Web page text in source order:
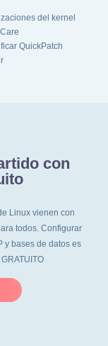
del kernel
QuickPatch
con
Linux vienen con
todos. Configurar
y bases de datos es